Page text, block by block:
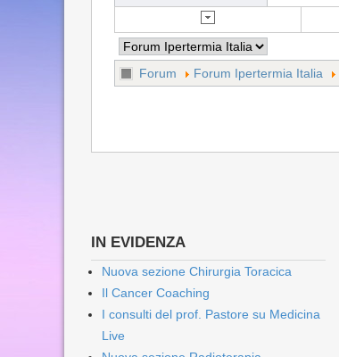
Forum Forum Ipertermia Italia
IN EVIDENZA
Nuova sezione Chirurgia Toracica
Il Cancer Coaching
I consulti del prof. Pastore su Medicina
Live